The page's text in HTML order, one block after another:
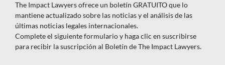
The Impact Lawyers ofrece un boletín GRATUITO que lo
mantiene actualizado sobre las noticias y el análisis de las
últimas noticias legales internacionales.
Complete el siguiente formulario y haga clic en suscribirse
para recibir la suscripción al Boletín de The Impact Lawyers.